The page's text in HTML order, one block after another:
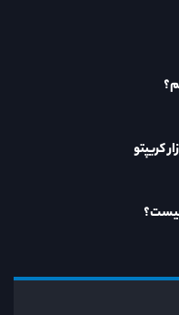
کریپتو
چیست؟